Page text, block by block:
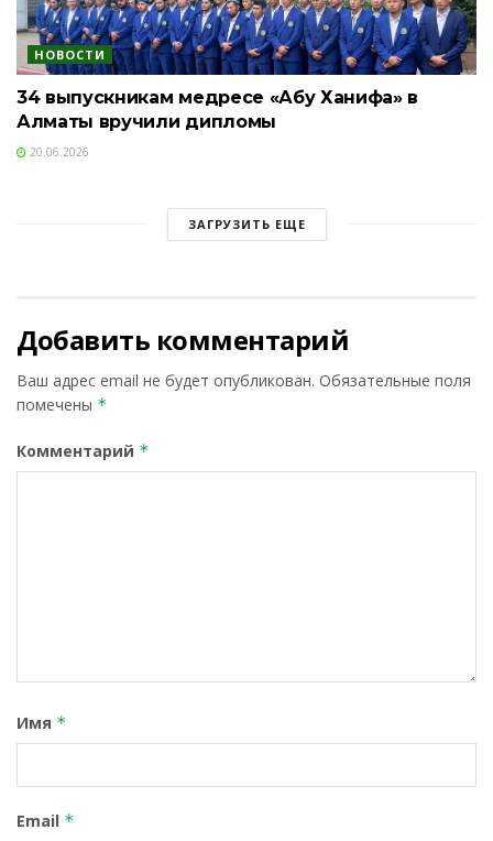
НОВОСТИ
34 выпускникам медресе «Абу Ханифа» в
Алматы вручили дипломы
20.06.2026
ЗАГРУЗИТЬ ЕЩЕ
Добавить комментарий
Ваш адрес email не будет опубликован. Обязательные поля
помечены *
Комментарий *
Имя *
Email *